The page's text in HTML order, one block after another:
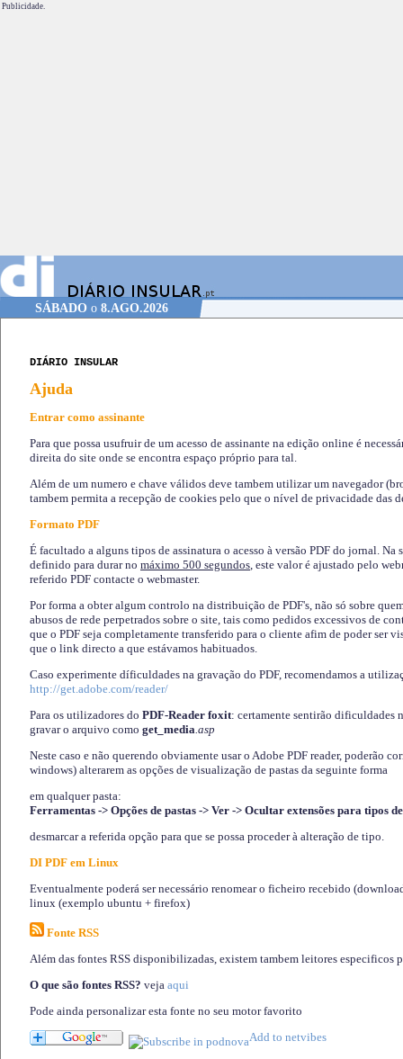
Publicidade.
SÁBADOo 8.AGO.2026
DIÁRIO INSULAR
Ajuda
Entrar como assinante
Para que possa usufruir de um acesso de assinante na edição online é
direita do site onde se encontra espaço próprio para tal.
Além de um numero e chave válidos deve tambem utilizar um navegador
tambem permita a recepção de cookies pelo que o nível de privacidade das
Formato PDF
É facultado a alguns tipos de assinatura o acesso à versão PDF do jornal. Na
definido para durar no máximo 500 segundos, este valor é ajustado pelo
referido PDF contacte o webmaster.
Por forma a obter algum controlo na distribuição de PDF's, não só sobre
abusos de rede perpetrados sobre o site, tais como pedidos excessivos de
que o PDF seja completamente transferido para o cliente afim de poder ser
que o link directo a que estávamos habituados.
Caso experimente díficuldades na gravação do PDF, recomendamos a
http://get.adobe.com/reader/
Para os utilizadores do PDF-Reader foxit: certamente sentirão dificuldades
gravar o arquivo como get_media.asp
Neste caso e não querendo obviamente usar o Adobe PDF reader, poderão
windows) alterarem as opções de visualização de pastas da seguinte forma
em qualquer pasta:
Ferramentas -> Opções de pastas -> Ver -> Ocultar extensões para tipos
desmarcar a referida opção para que se possa proceder à alteração de tipo.
DI PDF em Linux
Eventualmente poderá ser necessário renomear o ficheiro recebido
linux (exemplo ubuntu + firefox)
Fonte RSS
Além das fontes RSS disponibilizadas, existem tambem leitores especificos
O que são fontes RSS? veja aqui
Pode ainda personalizar esta fonte no seu motor favorito